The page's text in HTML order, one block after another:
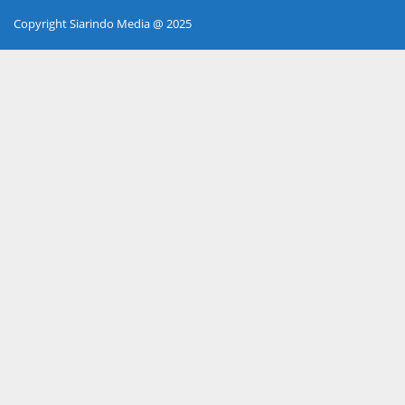
Copyright Siarindo Media @ 2025